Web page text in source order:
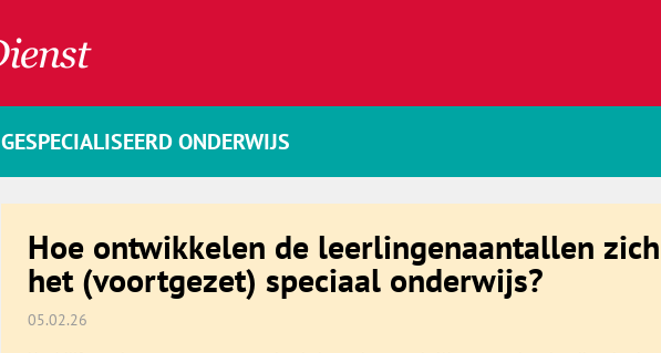
GESPECIALISEERD ONDERWIJS
Hoe ontwikkelen de leerlingenaantallen
het (voortgezet) speciaal onderwijs?
05.02.26